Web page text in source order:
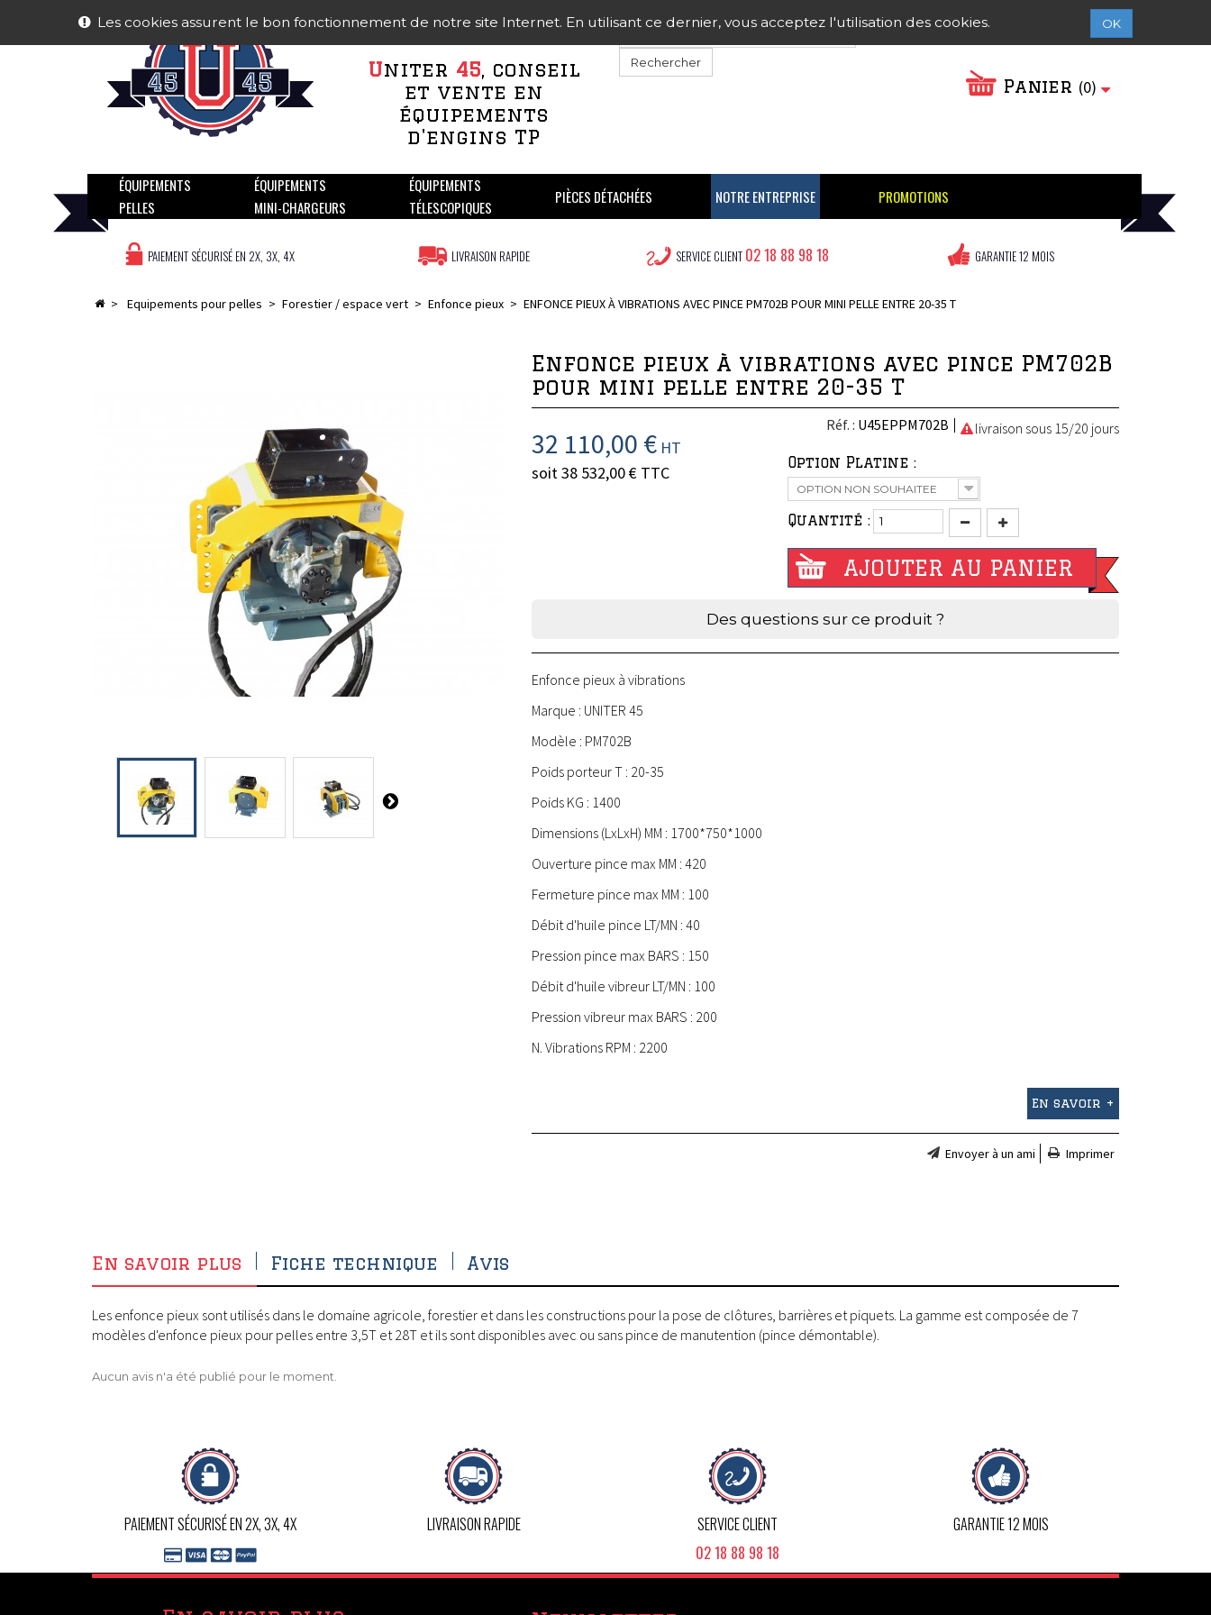
Connexion
Uniter 45, conseil
et vente en
équipements
d'engins TP
Panier (0)
Rechercher
ÉQUIPEMENTS
PELLES
ÉQUIPEMENTS
MINI-CHARGEURS
ÉQUIPEMENTS
TÉLESCOPIQUES
PIÈCES DÉTACHÉES NOTRE ENTREPRISE PROMOTIONS
PAIEMENT SÉCURISÉ EN 2X, 3X, 4X LIVRAISON RAPIDE SERVICE CLIENT 02 18 88 98 18 GARANTIE 12 MOIS
Les cookies assurent le bon fonctionnement de notre site Internet. En utilisant ce dernier, vous acceptez l'utilisation des cookies. OK
> equipements pour pelles > forestier / espace vert > enfonce pieux > ENFONCE PIEUX À VIBRATIONS AVEC PINCE PM702B POUR MINI PELLE ENTRE 20-35 T
Enfonce pieux à vibrations avec pince PM702B
pour mini pelle entre 20-35 T
livraison sous 15/20 jours
Réf. : U45EPPM702B
32 110,00 €HT
soit38 532,00 €TTC Option Platine :
OPTION NON SOUHAITEE
Quantité :
AJOUTER AU PANIER
Des questions sur ce produit ?
Enfonce pieux à vibrations
Marque : UNITER 45
Modèle : PM702B
Poids porteur T : 20-35
Poids KG : 1400
Dimensions (LxLxH) MM : 1700*750*1000
Ouverture pince max MM : 420
Fermeture pince max MM : 100
Débit d'huile pince LT/MN : 40
Pression pince max BARS : 150
Débit d'huile vibreur LT/MN : 100
Pression vibreur max BARS : 200
N. Vibrations RPM : 2200
En savoir +
Envoyer à un ami Imprimer
En savoir plus Fiche technique Avis
Les enfonce pieux sont utilisés dans le domaine agricole, forestier et dans les constructions pour la pose de clôtures, barrières et piquets. La gamme est composée de 7
modèles d'enfonce pieux pour pelles entre 3,5T et 28T et ils sont disponibles avec ou sans pince de manutention (pince démontable).
Aucun avis n'a été publié pour le moment.
PAIEMENT SÉCURISÉ EN 2X, 3X, 4X LIVRAISON RAPIDE
SERVICE CLIENT
02 18 88 98 18
GARANTIE 12 MOIS